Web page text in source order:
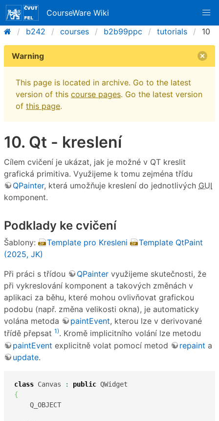
CourseWare Wiki
b242
courses b2b99ppc tutorials 10
Warning
This page is located in archive. Go to the latest
version of this course pages. Go the latest version
of this page.
10. Qt - kreslení
Cílem cvičení je ukázat, jak je možné v QT kreslit
grafická primitiva. Využijeme k tomu zejména třídu
QPainter, která umožňuje kreslení do jednotlivých GUI
komponent.
Podklady ke cvičení
Šablony: Template pro Kresleni
Template QtPaint
(2025, JK)
Při práci s třídou
QPainter využijeme skutečnosti, že
při vykreslování komponent a takových změnách v
aplikaci za běhu, které mohou ovlivňovat grafickou
podobu (např. změna velikosti okna), je automaticky
volána metoda
paintEvent, kterou lze v derivované
třídě přepsat 1). Kromě implicitního volání lze metodu
paintEvent explicitně volat pomocí metod repaint a
update.
class Canvas : public
{
    Q_OBJECT